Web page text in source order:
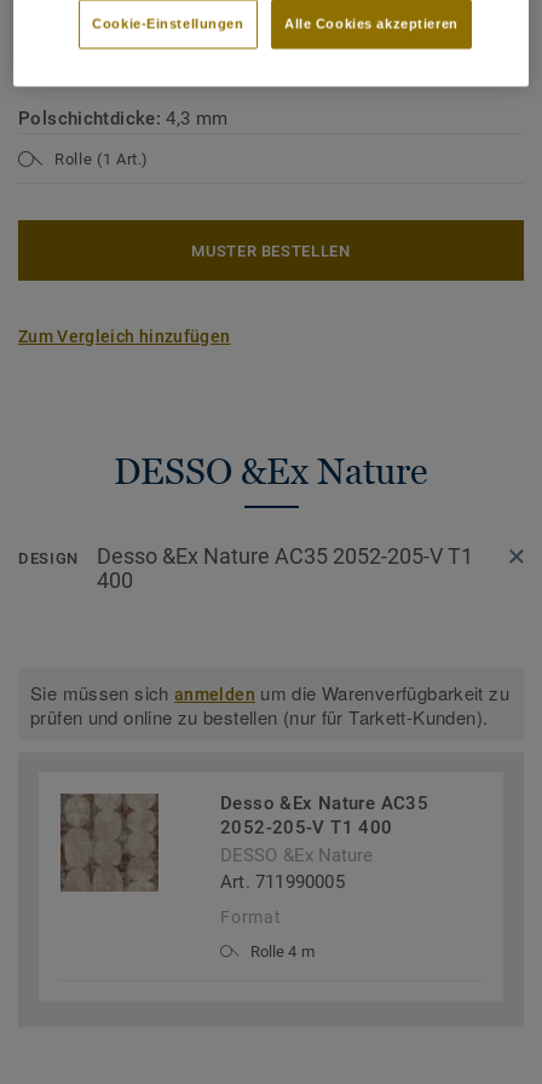
Nutzungsklasse Wohnbereich: 23 starke Nutzung
Polschichtdicke:4,3 mm
Rolle (1 Art.)
MUSTER BESTELLEN
Zum Vergleich hinzufügen
DESSO &Ex Nature
DESIGN
Desso &Ex Nature AC35 2052-205-V T1
400
Sie müssen sichanmelden um die Warenverfügbarkeit zu
prüfen und online zu bestellen (nur für Tarkett-Kunden).
Desso &Ex Nature AC35
2052-205-V T1 400
DESSO &Ex Nature
Art. 711990005
Format
Rolle 4 m
Alle Cookies akzeptieren
Cookie-Einstellungen